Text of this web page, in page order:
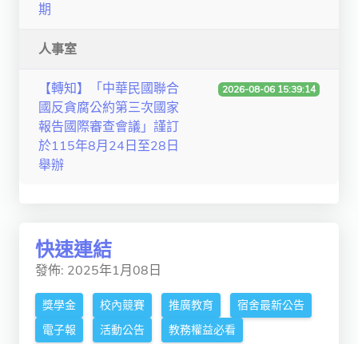
人文社社會學院
電機通訊學院
研究中心
通識教學部
獨立學術單位
期
人事室
【轉知】「中華民國聯合
國反貪腐公約第三次國家
報告國際審查會議」謹訂
於115年8月24日至28日
舉辦
2026-08-06 15:39:14
快速連結
發佈: 2025年1月08日
獎學金 校內競賽 推廣教育
宿舍最新公告
電子報
活動公告 教務權益必看